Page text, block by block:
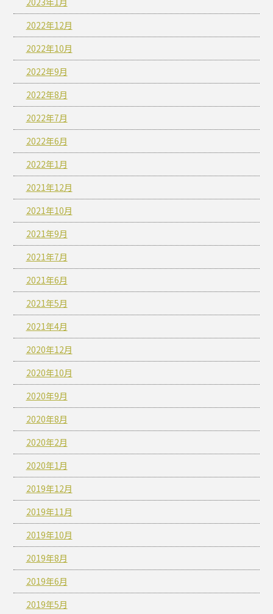
2022年12月
2022年10月
2022年9月
2022年8月
2022年7月
2022年6月
2022年1月
2021年12月
2021年10月
2021年9月
2021年7月
2021年6月
2021年5月
2021年4月
2020年12月
2020年10月
2020年9月
2020年8月
2020年2月
2020年1月
2019年12月
2019年11月
2019年10月
2019年8月
2019年6月
2019年5月